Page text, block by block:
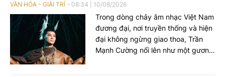
VĂN HÓA - GIẢI TRÍ 08:34 10/08/2026
Trong dòng chảy âm nhạc Việt Nam
đương đại, nơi truyền thống và hiện
đại không ngừng giao thoa, Trần
Mạnh Cường nổi lên như một gương